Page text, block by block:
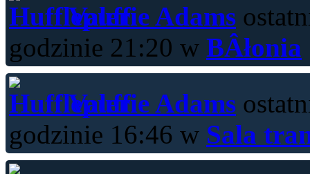
Valerie Adams
godzinie 21:20 w BÂłonia
Valerie Adams
godzinie 16:46 w Sala